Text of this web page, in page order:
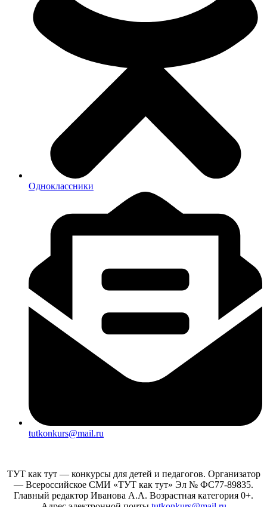
Одноклассники
tutkonkurs@mail.ru
ТУТ как тут — конкурсы для детей и педагогов. Организатор
— Всероссийское СМИ «ТУТ как тут» Эл № ФС77-89835.
Главный редактор Иванова А.А. Возрастная категория 0+.